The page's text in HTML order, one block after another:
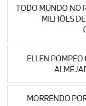
TODO MUNDO NO
MILHÕES
ELLEN
MORRENDO